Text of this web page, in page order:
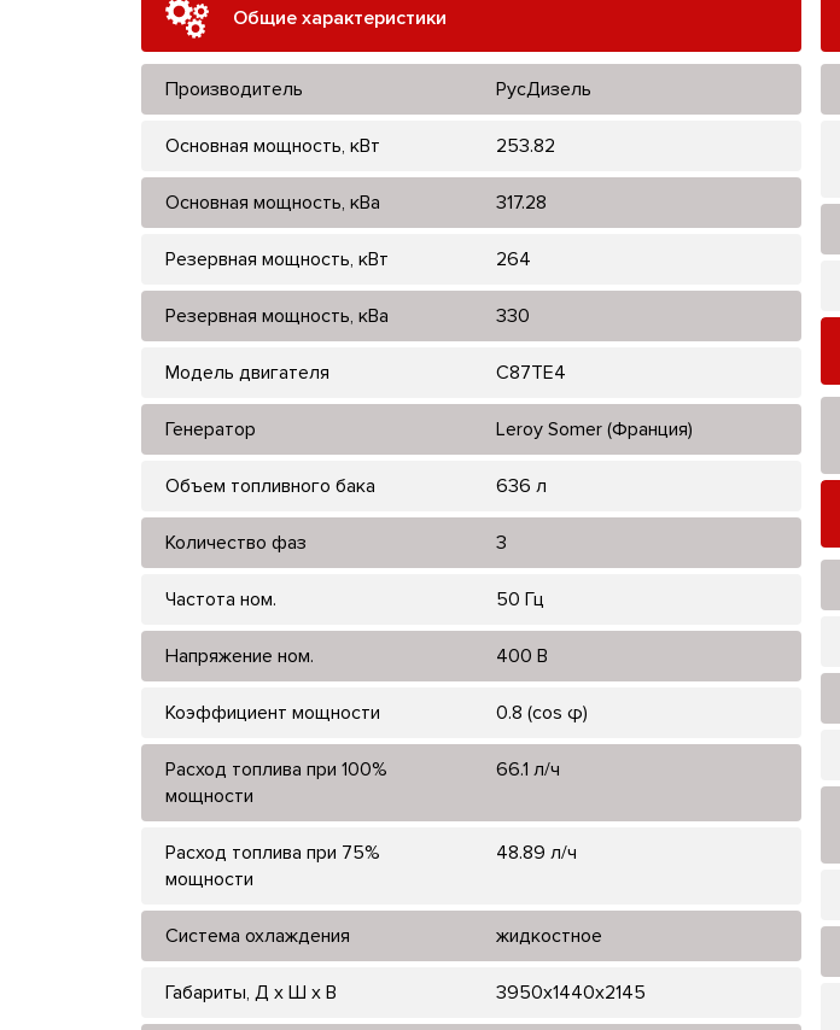
Общие характеристики
Производитель РусДизель
Основная мощность, кВт 253.82
Основная мощность, кВа 317.28
Резервная мощность, кВт 264
Резервная мощность, кВа 330
Модель двигателя C87TE4
Генератор Leroy Somer (Франция)
Объем топливного бака 636 л
Количество фаз 3
Частота ном. 50 Гц
Напряжение ном. 400 В
Коэффициент мощности 0.8 (cos φ)
Расход топлива при 100%
мощности
66.1 л/ч
Расход топлива при 75%
мощности
48.89 л/ч
Система охлаждения жидкостное
Габариты, Д x Ш x В 3950x1440x2145